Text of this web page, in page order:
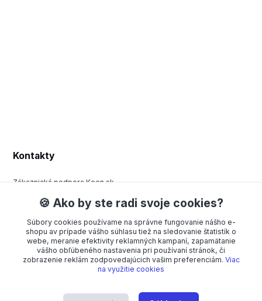
Kontakty
Zákaznická podpora Keen.sk
+420 377 443 970
(Po-Pá, 8-15 hod.)
order@americanway.sk
🍪 Ako by ste radi svoje cookies?
Súbory cookies používame na správne fungovanie nášho e-
shopu av prípade vášho súhlasu tiež na sledovanie štatistík o
webe, meranie efektivity reklamných kampaní, zapamätanie
vášho obľúbeného nastavenia pri používaní stránok, či
zobrazenie reklám zodpovedajúcich vašim preferenciám. Viac
na využitie cookies